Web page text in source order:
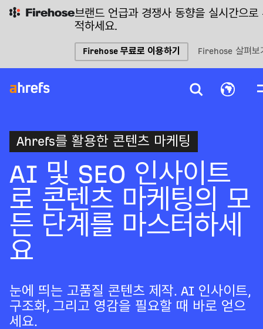
브랜드 언급과 경쟁사 동향을 실시간으로
적하세요.
Firehose 무료로 이용하기 Firehose 살펴
Ahrefs를 활용한 콘텐츠 마케팅
AI 및 SEO 인사이트
로 콘텐츠 마케팅의 모
든 단계를 마스터하세
요
눈에 띄는 고품질 콘텐츠 제작. AI 인사이트,
구조화, 그리고 영감을 필요할 때 바로 얻으
세요.